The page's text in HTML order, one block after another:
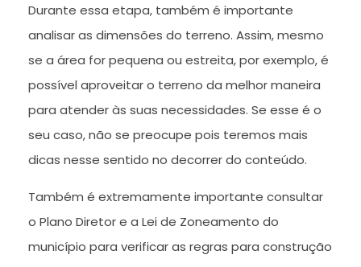
Durante essa etapa, também é importante
analisar as dimensões do terreno. Assim, mesmo
se a área for pequena ou estreita, por exemplo, é
possível aproveitar o terreno da melhor maneira
para atender às suas necessidades. Se esse é o
seu caso, não se preocupe pois teremos mais
dicas nesse sentido no decorrer do conteúdo.
Também é extremamente importante consultar
o Plano Diretor e a Lei de Zoneamento do
município para verificar as regras para construção